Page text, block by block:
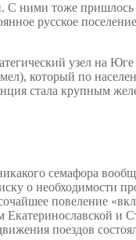
ними тоже
русское
узел на
который по
стала крупным
семафора
о необходимости
повеление
Екатеринославской
поездов